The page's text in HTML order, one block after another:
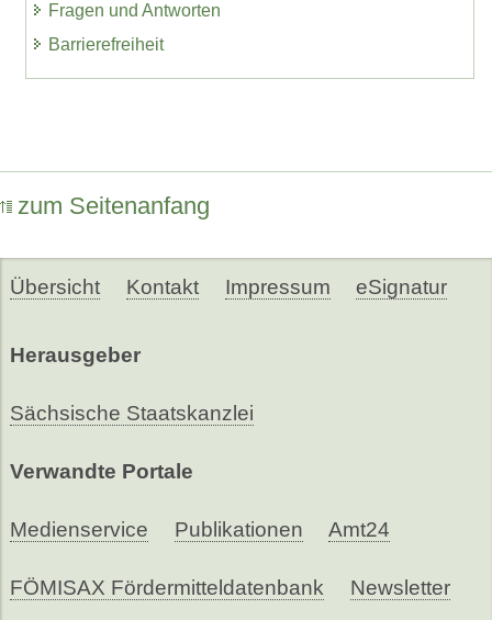
Fragen und Antworten
Barrierefreiheit
zum Seitenanfang
Übersicht Kontakt Impressum eSignatur
Herausgeber
Sächsische Staatskanzlei
Verwandte Portale
Medienservice Publikationen Amt24
FÖMISAX Fördermitteldatenbank Newsletter